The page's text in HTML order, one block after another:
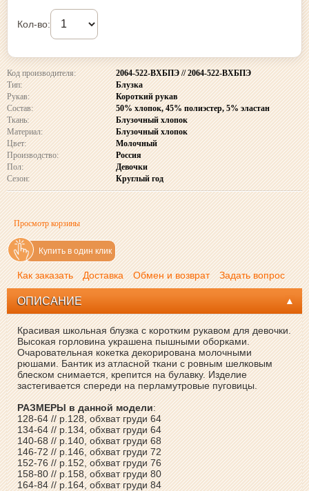
Кол-во:
Код производителя:
2064-522-ВХБПЭ // 2064-522-ВХБПЭ
Тип:
Блузка
Рукав:
Короткий рукав
Состав:
50% хлопок, 45% полиэстер, 5% эластан
Ткань:
Блузочный хлопок
Материал:
Блузочный хлопок
Цвет:
Молочный
Производство:
Россия
Пол:
Девочки
Сезон:
Круглый год
Просмотр корзины
Купить в один клик
Как заказать Доставка Обмен и возврат Задать вопрос
ОПИСАНИЕ
Красивая школьная блузка с коротким рукавом для девочки.
Высокая горловина украшена пышными оборками.
Очаровательная кокетка декорирована молочными
рюшами. Бантик из атласной ткани с ровным шелковым
блеском снимается, крепится на булавку. Изделие
застегивается спереди на перламутровые пуговицы.
РАЗМЕРЫ в данной модели:
128-64 // р.128, обхват груди 64
134-64 // р.134, обхват груди 64
140-68 // р.140, обхват груди 68
146-72 // р.146, обхват груди 72
152-76 // р.152, обхват груди 76
158-80 // р.158, обхват груди 80
164-84 // р.164, обхват груди 84